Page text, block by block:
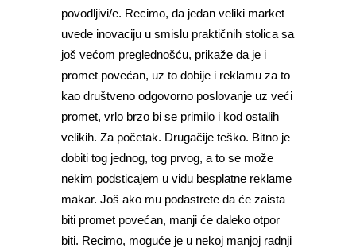
povodljivi/e. Recimo, da jedan veliki market
uvede inovaciju u smislu praktičnih stolica sa
još većom preglednošću, prikaže da je i
promet povećan, uz to dobije i reklamu za to
kao društveno odgovorno poslovanje uz veći
promet, vrlo brzo bi se primilo i kod ostalih
velikih. Za početak. Drugačije teško. Bitno je
dobiti tog jednog, tog prvog, a to se može
nekim podsticajem u vidu besplatne reklame
makar. Još ako mu podastrete da će zaista
biti promet povećan, manji će daleko otpor
biti. Recimo, moguće je u nekoj manjoj radnji